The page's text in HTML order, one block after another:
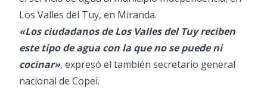
Los Valles del Tuy, en Miranda.
«Los ciudadanos de Los Valles del Tuy reciben
este tipo de agua con la que no se puede ni
cocinar», expresó el también secretario general
nacional de Copei.